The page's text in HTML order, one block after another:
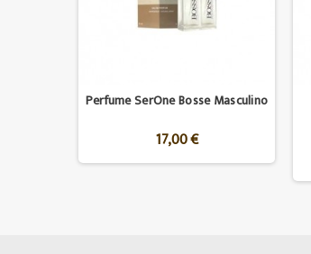
Perfume SerOne Bosse Masculino
17,00 €